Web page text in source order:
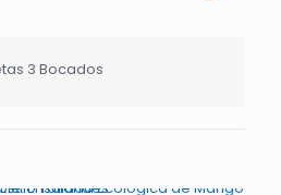
3 Bocados